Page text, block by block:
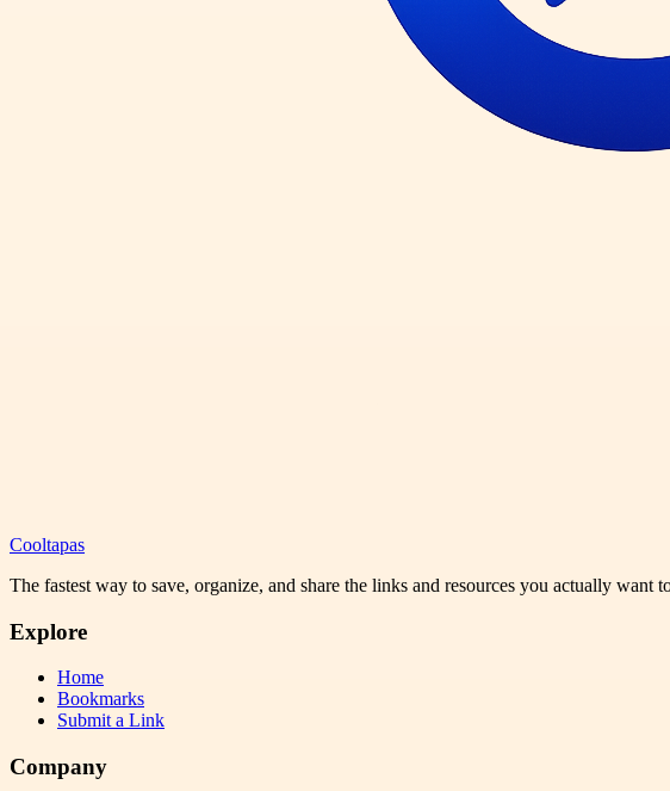
Cooltapas
The fastest way to save, organize, and share the links and resources you actually want
Explore
Home
Bookmarks
Submit a Link
Company